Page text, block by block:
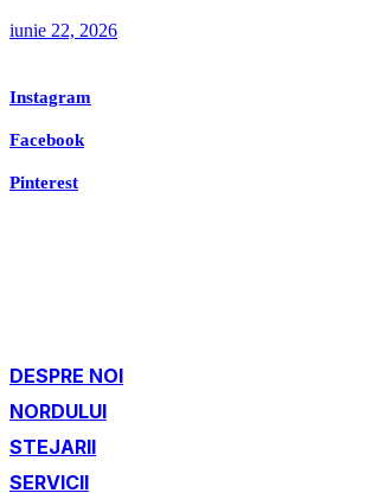
iunie 22, 2026
Instagram
Facebook
Pinterest
DESPRE NOI
NORDULUI
STEJARII
SERVICII